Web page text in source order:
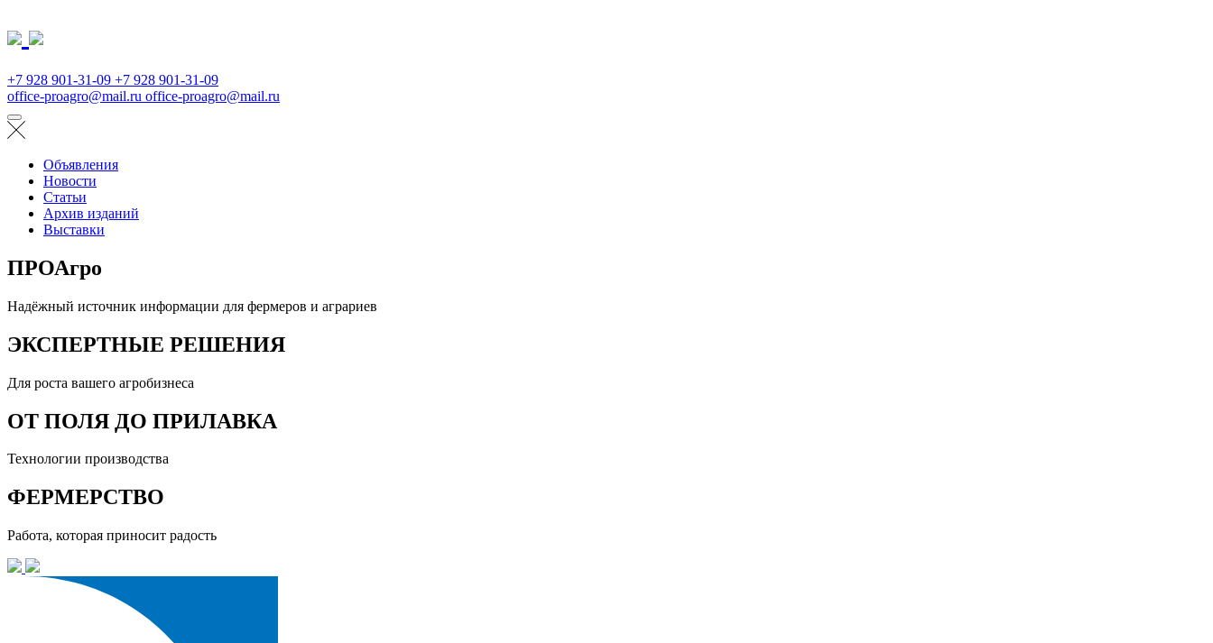
+7 928 901-31-09 +7 928 901-31-09
office-proagro@mail.ru office-proagro@mail.ru
Объявления
Новости
Статьи
Архив изданий
Выставки
ПРОАгро
Надёжный источник информации для фермеров и аграриев
ЭКСПЕРТНЫЕ РЕШЕНИЯ
Для роста вашего агробизнеса
ОТ ПОЛЯ ДО ПРИЛАВКА
Технологии производства
ФЕРМЕРСТВО
Работа, которая приносит радость